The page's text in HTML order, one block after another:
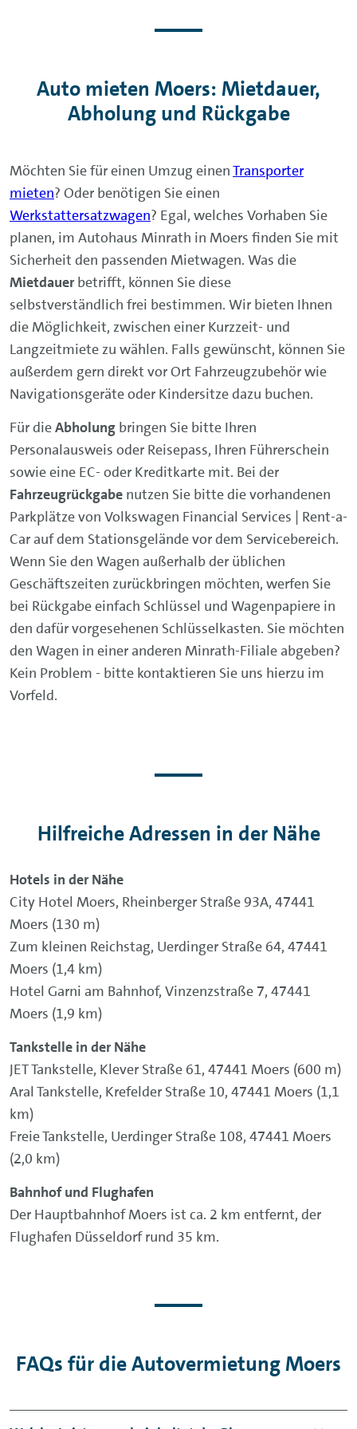
Auto mieten Moers: Mietdauer,
Abholung und Rückgabe
Möchten Sie für einen Umzug einenTransporter
mieten? Oder benötigen Sie einen
Werkstattersatzwagen? Egal, welches Vorhaben Sie
planen, im Autohaus Minrath in Moers finden Sie mit
Sicherheit den passenden Mietwagen. Was die
Mietdauer betrifft, können Sie diese
selbstverständlich frei bestimmen. Wir bieten Ihnen
die Möglichkeit, zwischen einer Kurzzeit- und
Langzeitmiete zu wählen. Falls gewünscht, können Sie
außerdem gern direkt vor Ort Fahrzeugzubehör wie
Navigationsgeräte oder Kindersitze dazu buchen.
Für dieAbholung bringen Sie bitte Ihren
Personalausweis oder Reisepass, Ihren Führerschein
sowie eine EC- oder Kreditkarte mit. Bei der
Fahrzeugrückgabe nutzen Sie bitte die vorhandenen
Parkplätze von Volkswagen Financial Services | Rent-a-
Car auf dem Stationsgelände vor dem Servicebereich.
Wenn Sie den Wagen außerhalb der üblichen
Geschäftszeiten zurückbringen möchten, werfen Sie
bei Rückgabe einfach Schlüssel und Wagenpapiere in
den dafür vorgesehenen Schlüsselkasten. Sie möchten
den Wagen in einer anderen Minrath-Filiale abgeben?
Kein Problem - bitte kontaktieren Sie uns hierzu im
Vorfeld.
Hilfreiche Adressen in der Nähe
Hotels in der Nähe
City Hotel Moers, Rheinberger Straße 93A, 47441
Moers (130 m)
Zum kleinen Reichstag, Uerdinger Straße 64, 47441
Moers (1,4 km)
Hotel Garni am Bahnhof, Vinzenzstraße 7, 47441
Moers (1,9 km)
Tankstelle in der Nähe
JET Tankstelle, Klever Straße 61, 47441 Moers (600 m)
Aral Tankstelle, Krefelder Straße 10, 47441 Moers (1,1
km)
Freie Tankstelle, Uerdinger Straße 108, 47441 Moers
(2,0 km)
Bahnhof und Flughafen
Der Hauptbahnhof Moers ist ca. 2 km entfernt, der
Flughafen Düsseldorf rund 35 km.
FAQs für die Autovermietung Moers